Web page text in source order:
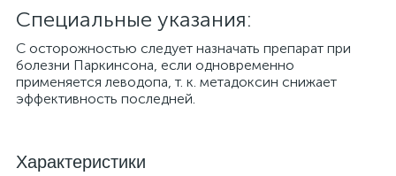
Специальные указания:
С осторожностью следует назначать препарат при
болезни Паркинсона, если одновременно
применяется леводопа, т. к. метадоксин снижает
эффективность последней.
Характеристики